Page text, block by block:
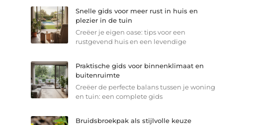
Snelle gids voor meer rust in huis en
plezier in de tuin
Creëer je eigen oase: tips voor een
rustgevend huis en een levendige
Praktische gids voor binnenklimaat en
buitenruimte
Creëer de perfecte balans tussen je woning
en tuin: een complete gids
Bruidsbroekpak als stijlvolle keuze